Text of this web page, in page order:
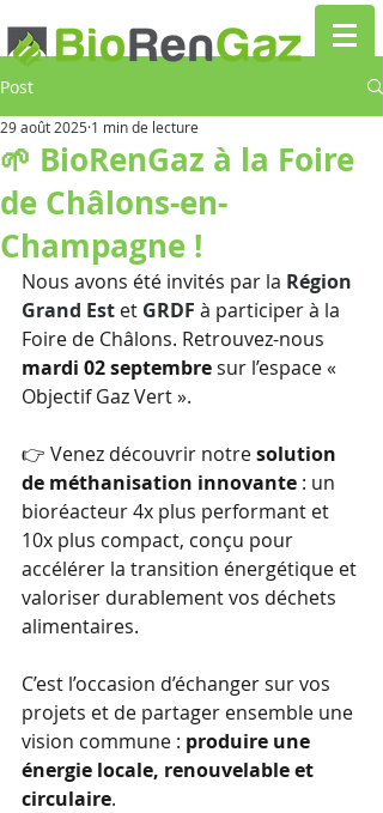
Post
🌱 BioRenGaz à la Foire
de Châlons-en-
Champagne !
29 août 2025 1 min de lecture
Nous avons été invités par la Région
Grand Est et GRDF à participer à la
Foire de Châlons. Retrouvez-nous
mardi 02 septembre sur l’espace «
Objectif Gaz Vert ».
👉 Venez découvrir notre solution
de méthanisation innovante : un
bioréacteur 4x plus performant et
10x plus compact, conçu pour
accélérer la transition énergétique et
valoriser durablement vos déchets
alimentaires.
C’est l’occasion d’échanger sur vos
projets et de partager ensemble une
vision commune : produire une
énergie locale, renouvelable et
circulaire.